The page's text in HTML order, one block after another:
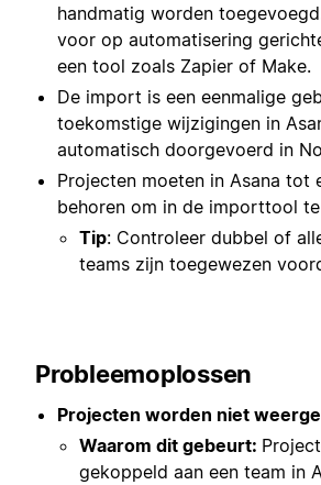
handmatig worden
voor op automatisering
een tool zoals Zapier of Make.
De import is een eenmalige
toekomstige wijzigingen in
automatisch doorgevoerd in
Projecten moeten in Asana tot
behoren om in de importtool
Tip: Controleer dubbel of
teams zijn toegewezen
Probleemoplossen
Projecten worden niet
Waarom dit gebeurt:
gekoppeld aan een team in